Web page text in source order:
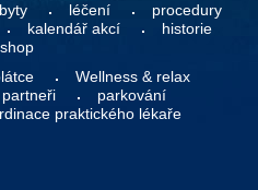
léčení
procedury
kalendář akcí
historie
Wellness & relax
partneři
parkování
praktického lékaře